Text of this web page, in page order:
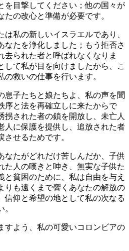
を目撃してください；他の国々が
たの改心と準備が必要です。
私の新しいイスラエルであり、
なたを浄化しました；もう拒否さ
去られた者と呼ばれなくなりま
して私が目を向けましたから、こ
救いの仕事を行います。
息子たちと娘たちよ、私の声を聞
序と法を再確立しに来たからで
拐された者の鎖を開放し、未亡人
人に保護を提供し、追放された者
せるためです。
なたがどれだけ苦しんだか、子供
た人の嘆きと呻き、無実な子供た
と貧困のために、私は自由を与え
りも遠くまで響くあなたの解放の
信仰と希望の地として私の次なる
すよう、私の可愛いコロンビアの